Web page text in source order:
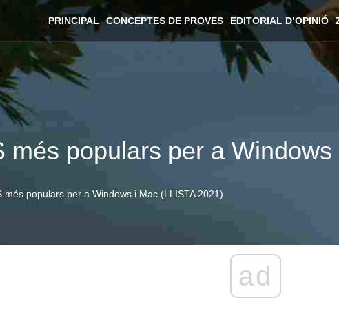
PRINCIPAL CONCEPTES DE PROVES EDITORIAL D’OPINIÓ
més populars per a
més populars per a Windows i Mac (LLISTA 2021)
ad